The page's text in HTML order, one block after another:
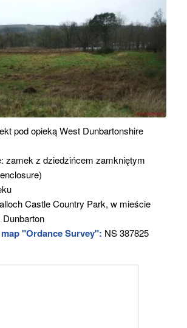
pod opieką West Dunbartonshire
zamek z dziedzińcem zamkniętym
Castle Country Park, w mieście
"Ordance Survey": NS 387825